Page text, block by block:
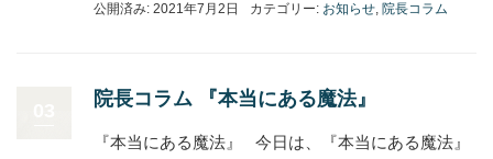
公開済み: 2021年7月2日 カテゴリー: お知らせ, 院長コラム
院長コラム 『本当にある魔法』
『本当にある魔法』 今日は、『本当にある魔法』